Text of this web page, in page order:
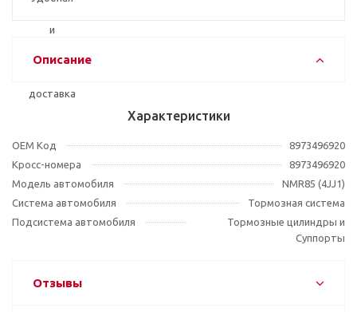
Описание
Характеристики
OEM Код
8973496920
Кросс-номера
8973496920
Модель автомобиля
NMR85 (4JJ1)
Система автомобиля
Тормозная система
Подсистема автомобиля
Тормозные цилиндры и
Суппорты
Отзывы